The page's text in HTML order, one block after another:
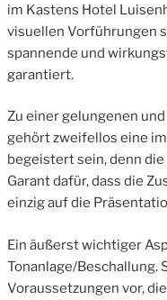
im Kastens Hotel
visuellen Vorführungen
spannende und
garantiert.
Zu einer gelungenen
gehört zweifellos eine
begeistert sein, denn
Garant dafür, dass die
einzig auf die
Ein äußerst wichtiger
Tonanlage/Beschallung.
Voraussetzungen vor,